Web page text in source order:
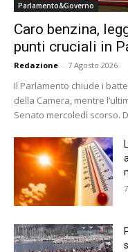
Parlamento&Governo
Caro benzina,
punti cruciali in
Redazione - 7 Agosto 2026
Il Parlamento chiude i
della Camera, mentre
Senato mercoledì scorso.